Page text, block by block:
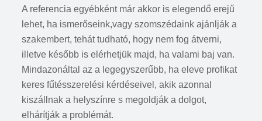
A referencia egyébként már akkor is elegendő erejű
lehet, ha ismerőseink,vagy szomszédaink ajánlják a
szakembert, tehát tudható, hogy nem fog átverni,
illetve később is elérhetjük majd, ha valami baj van.
Mindazonáltal az a legegyszerűbb, ha eleve profikat
keres fűtésszerelési kérdéseivel, akik azonnal
kiszállnak a helyszínre s megoldják a dolgot,
elhárítják a problémát.